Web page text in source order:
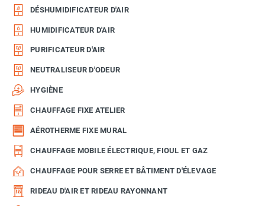
DÉSHUMIDIFICATEUR D'AIR
HUMIDIFICATEUR D'AIR
PURIFICATEUR D'AIR
NEUTRALISEUR D'ODEUR
HYGIÈNE
CHAUFFAGE FIXE ATELIER
AÉROTHERME FIXE MURAL
CHAUFFAGE MOBILE ÉLECTRIQUE, FIOUL ET GAZ
CHAUFFAGE POUR SERRE ET BÂTIMENT D'ÉLEVAGE
RIDEAU D'AIR ET RIDEAU RAYONNANT